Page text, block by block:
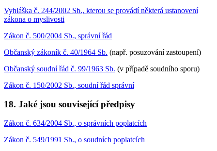
Vyhláška č. 244/2002 Sb., kterou se provádí některá ustanovení
zákona o myslivosti
Zákon č. 500/2004 Sb., správní řád
Občanský zákoník č. 40/1964 Sb. (např. posuzování zastoupení)
Občanský soudní řád č. 99/1963 Sb. (v případě soudního sporu)
Zákon č. 150/2002 Sb., soudní řád správní
18. Jaké jsou související předpisy
Zákon č. 634/2004 Sb., o správních poplatcích
Zákon č. 549/1991 Sb., o soudních poplatcích